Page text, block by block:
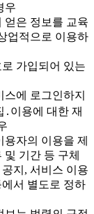
우
얻은 정보를 교육
업적으로 이용하
가입되어 있는
에 로그인하지
이용에 대한 재
자의 이용을 제
기간 등 구체
지, 서비스 이용
서 별도로 정하